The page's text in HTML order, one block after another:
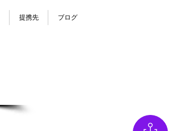
提携先 ブログ